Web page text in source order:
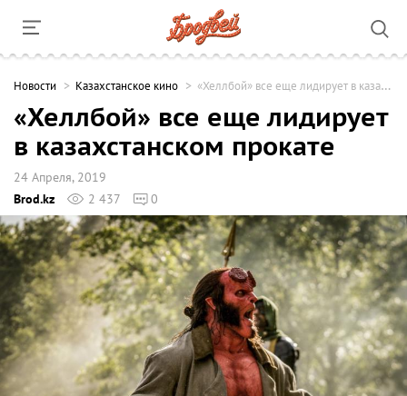
Новости Казахстанское кино «Хеллбой» все еще лидирует в казахстанском прокате
«Хеллбой» все еще лидирует
в казахстанском прокате
24 Апреля, 2019
Brod.kz
2 437 0